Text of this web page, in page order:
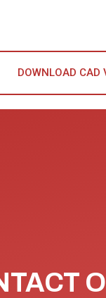
DOWNLOAD CAD